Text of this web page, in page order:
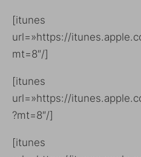
[itunes
url=»https://
mt=8″/]
[itunes
url=»https://
?mt=8″/]
[itunes